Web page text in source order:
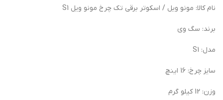
نام کالا: مونو ویل / اسکوتر برقی تک چرخ مونو ویل S1
برند: سگ وی
مدل: S1
سایز چرخ: 16 اینچ
وزن: 12 کیلو گرم